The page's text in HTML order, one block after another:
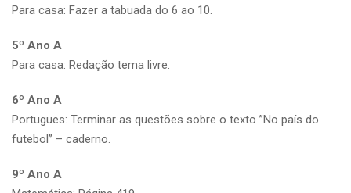
Para casa: Fazer a tabuada do 6 ao 10.
5º Ano A
Para casa: Redação tema livre.
6º Ano A
Portugues: Terminar as questões sobre o texto ”No país do
futebol” – caderno.
9º Ano A